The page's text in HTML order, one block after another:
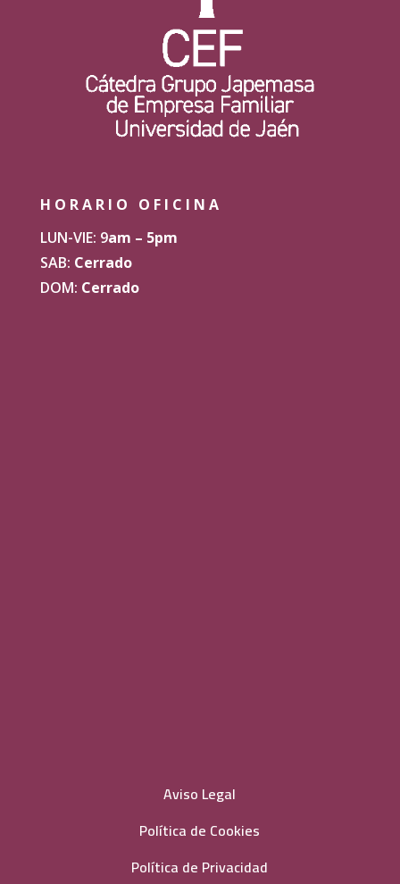
HORARIO OFICINA
LUN-VIE: 9am – 5pm
SAB: Cerrado
DOM: Cerrado
Aviso Legal
Política de Cookies
Política de Privacidad